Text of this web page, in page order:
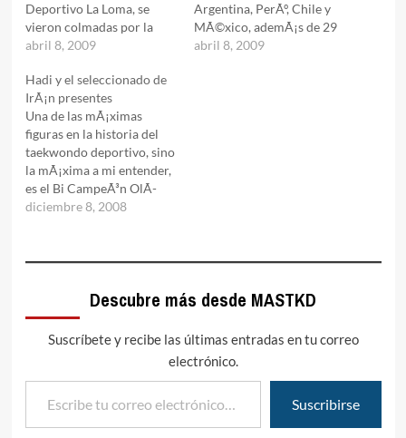
Deportivo La Loma, se
vieron colmadas por la
presencia de
mundo que asistÃ­an a la
primer jornada del Tercer
Seminario Ãdolos
Mundiales. Debido a la
gran cantidad de
presentes, para una mayor
organizaciÃ³n,…
abril 8, 2009
Argentina, PerÃº, Chile y
MÃ©xico, ademÃ¡s de 29
estados de Colombia. El
abril 8, 2009
Hadi y el seleccionado de
IrÃ¡n presentes
Una de las mÃ¡ximas
figuras en la historia del
taekwondo deportivo, sino
la mÃ¡xima a mi entender,
es el Bi CampeÃ³n OlÃ­
mpico y dos veces
Bonehkohal, quien no solo
dentro del ring, sino
tambiÃ©n fuera de Ã©l,
habiÃ©ndosele
comprobado en…
diciembre 8, 2008
Descubre más desde MASTKD
Suscríbete y recibe las últimas entradas en tu correo
electrónico.
Escribe tu correo electrónico…
Suscribirse